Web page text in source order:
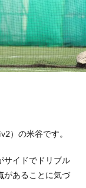
）の米谷です。
サイドでドリブル
があることに気づ